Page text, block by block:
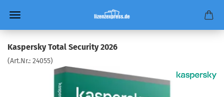
Kaspersky Total Security 2026
(Art.Nr.: 24055)